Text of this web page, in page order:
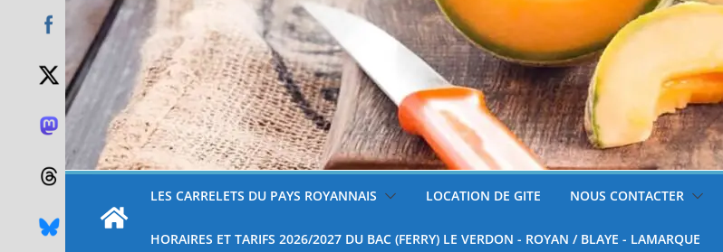
LES CARRELETS DU PAYS ROYANNAIS LOCATION DE GITE NOUS CONTACTER
HORAIRES ET TARIFS 2026/2027 DU BAC (FERRY) LE VERDON - ROYAN / BLAYE - LAMARQUE